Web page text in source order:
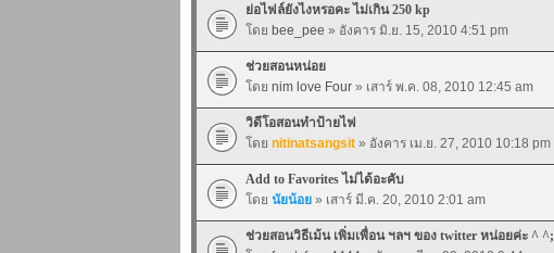
ย่อไฟล์ยังไงหรอคะ ไม่เกิน 250 kp
โดย bee_pee » อังคาร มิ.ย. 15, 2010 4:51 pm
ช่วยสอนหน่อย
โดย nim love Four » เสาร์ พ.ค. 08, 2010 12:45 am
วิดีโอสอนทำป้ายไฟ
โดย nitinatsangsit » อังคาร เม.ย. 27, 2010 10:18 pm
Add to Favorites ไม่ได้อะคับ
โดย นัยน้อย » เสาร์ มี.ค. 20, 2010 2:01 am
ช่วยสอนวิธีเม้น เพิ่มเพื่อน ฯลฯ ของ twitter หน่อยค่ะ ^ ^;